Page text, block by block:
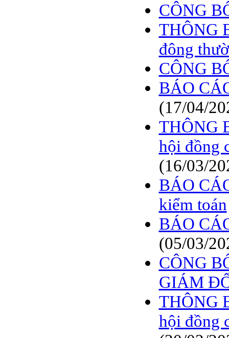
CÔNG
THÔNG
đông
CÔNG
BÁO
(17/04/
THÔNG
hội đồng
(16/03/
BÁO
kiểm toán
BÁO
(05/03/
CÔNG
GIÁM
THÔNG
hội đồng